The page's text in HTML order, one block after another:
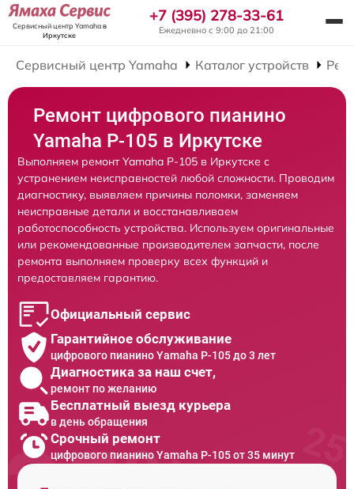
Сервисный центр Yamahaв
Иркутске
+7 (395) 278-33-61
Ежедневно с 9:00 до 21:00
Сервисный центр Yamaha Каталог устройств
Ремонт цифрового пианино
Yamaha P-105 в Иркутске
Выполняем ремонт Yamaha P-105 в Иркутске с
устранением неисправностей любой сложности. Проводим
диагностику, выявляем причины поломки, заменяем
неисправные детали и восстанавливаем
работоспособность устройства. Используем оригинальные
или рекомендованные производителем запчасти, после
ремонта выполняем проверку всех функций и
предоставляем гарантию.
Официальный сервис
Гарантийное обслуживание
цифрового пианино Yamaha P-105 до 3 лет
Диагностика за наш счет,
ремонт по желанию
Бесплатный выезд курьера
в день обращения
Срочный ремонт
цифрового пианино Yamaha P-105 от 35 минут